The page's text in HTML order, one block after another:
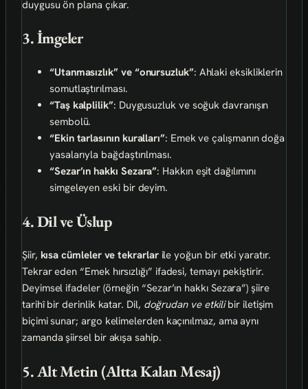
duygusu ön plana çıkar.
3. İmgeler
“Utanmasızlık” ve “onursuzluk”: Ahlaki eksikliklerin
somutlaştırılması.
“Taş kalplilik”: Duygusuzluk ve soğuk davranışın
sembolü.
“Ekin tarlasının kuralları”: Emek ve çalışmanın doğa
yasalarıyla bağdaştırılması.
“Sezar’ın hakkı Sezara”: Hakkın eşit dağılımını
simgeleyen eski bir deyim.
4. Dil ve Üslup
Şiir, kısa cümleler ve tekrarlarile yoğun bir etki yaratır.
Tekrar eden “Emek hırsızlığı” ifadesi, temayı pekiştirir.
Deyimsel ifadeler (örneğin “Sezar’ın hakkı Sezara”) şiire
tarihî bir derinlik katar. Dil, doğrudan ve etkilibir iletişim
biçimi sunar; argo kelimelerden kaçınılmaz, ama aynı
zamanda şiirsel bir akışa sahip.
5. Alt Metin (Altta Kalan Mesaj)